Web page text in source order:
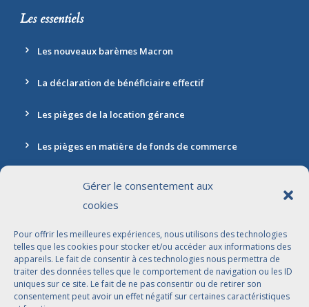
Gérer le consentement aux
cookies
Pour offrir les meilleures expériences, nous utilisons des technologies
telles que les cookies pour stocker et/ou accéder aux informations des
appareils. Le fait de consentir à ces technologies nous permettra de
traiter des données telles que le comportement de navigation ou les ID
uniques sur ce site. Le fait de ne pas consentir ou de retirer son
consentement peut avoir un effet négatif sur certaines caractéristiques
Les essentiels
Les nouveaux barèmes Macron
La déclaration de bénéficiaire effectif
Les pièges de la location gérance
Les pièges en matière de fonds de commerce
Adresse: 30 rue Marbeuf, 75008 Paris
01 42 56 96 96
contact@jdbavocats.com